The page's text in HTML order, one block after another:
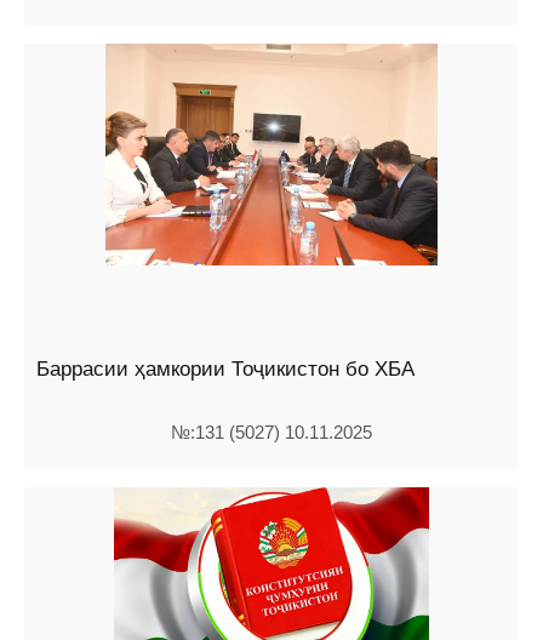
Баррасии ҳамкории Тоҷикистон бо ХБА
№:131 (5027) 10.11.2025